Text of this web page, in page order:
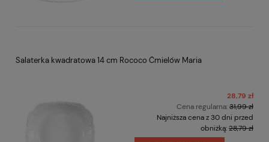
Salaterka kwadratowa 14 cm Rococo Ćmielów Maria
28,79 zł
Cena regularna:31,99 zł
Najniższa cena z 30 dni przed
obniżką:28,79 zł